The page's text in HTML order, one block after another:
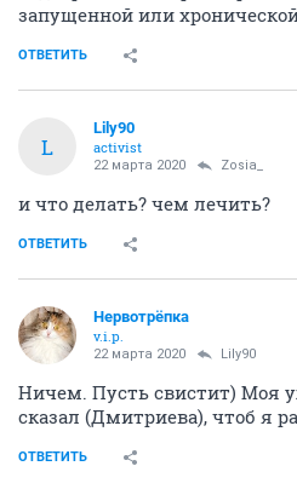
запущенной или
ОТВЕТИТЬ
L
Lily90
activist
22 марта 2020 Zosia_
и что делать? чем лечить?
ОТВЕТИТЬ
Нервотрёпка
v.i.p.
22 марта 2020 Lily90
Ничем. Пусть свистит) Моя
сказал (Дмитриева), чтоб я
ОТВЕТИТЬ